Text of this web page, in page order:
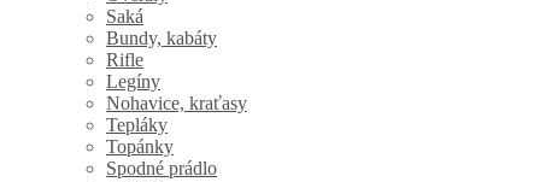
Saká
Bundy, kabáty
Rifle
Legíny
Nohavice, kraťasy
Tepláky
Topánky
Spodné prádlo